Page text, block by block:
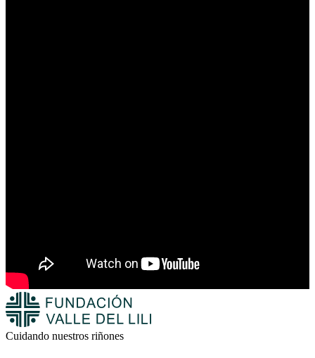
Cuidando nuestros riñones